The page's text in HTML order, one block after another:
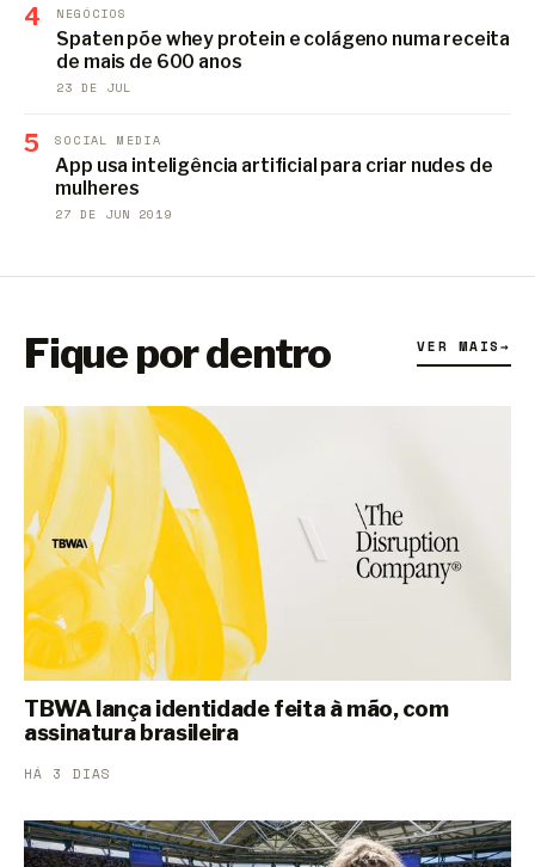
4 NEGÓCIOS
Spaten põe whey protein e colágeno numa receita
de mais de 600 anos
23 DE JUL
5 SOCIAL MEDIA
App usa inteligência artificial para criar nudes de
mulheres
27 DE JUN 2019
Fique por dentro VER MAIS→
TBWA lança identidade feita à mão, com
assinatura brasileira
HÁ 3 DIAS